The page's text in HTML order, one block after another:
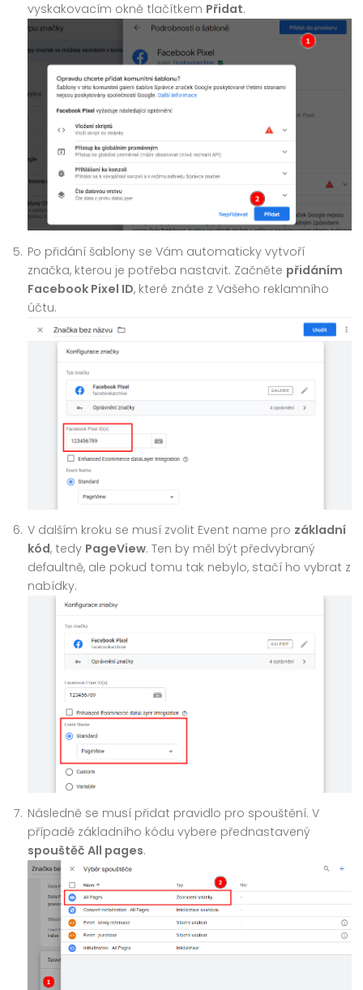
vyskakovacím okně tlačítkem Přidat.
Po přidání šablony se Vám automaticky vytvoří
značka, kterou je potřeba nastavit. Začněte přidáním
Facebook Pixel ID, které znáte z Vašeho reklamního
účtu.
V dalším kroku se musí zvolit Event name pro základní
kód, tedy PageView. Ten by měl být předvybraný
defaultně, ale pokud tomu tak nebylo, stačí ho vybrat z
nabídky.
Následně se musí přidat pravidlo pro spouštění. V
případě základního kódu vybere přednastavený
spouštěč All pages.